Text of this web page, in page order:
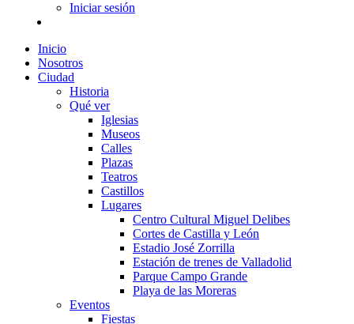
Iniciar sesión
Inicio
Nosotros
Ciudad
Historia
Qué ver
Iglesias
Museos
Calles
Plazas
Teatros
Castillos
Lugares
Centro Cultural Miguel Delibes
Cortes de Castilla y León
Estadio José Zorrilla
Estación de trenes de Valladolid
Parque Campo Grande
Playa de las Moreras
Eventos
Fiestas